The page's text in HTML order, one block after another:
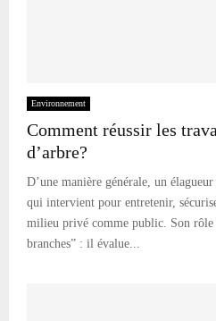
Environnement
Comment réussir les
d’arbre?
D’une manière générale, un
qui intervient pour entretenir,
milieu privé comme public. Son rôle
branches” : il évalue...